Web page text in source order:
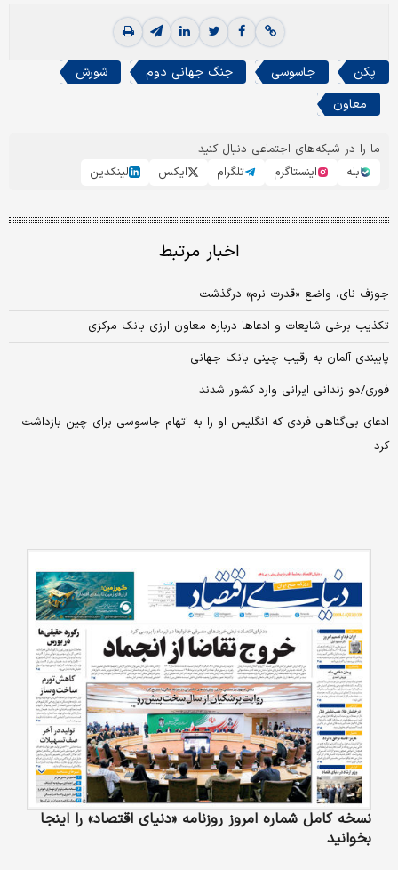
پکن جاسوسی جنگ جهانی دوم
شورش
معاون
ما را در شبکه‌های اجتماعی دنبال کنید
بله
اینستاگرم تلگرام ایکس لینکدین
اخبار مرتبط
جوزف نای، واضع «قدرت نرم» درگذشت
تکذیب برخی شایعات و ادعاها درباره معاون ارزی بانک مرکزی
پایبندی آلمان به رقیب چینی بانک جهانی
فوری/دو زندانی ایرانی وارد کشور شدند
ادعای بی‌گناهی فردی که انگلیس او را به اتهام جاسوسی برای چین بازداشت
کرد
نسخه کامل شماره امروز روزنامه «دنیای‌ اقتصاد» را اینجا
بخوانید